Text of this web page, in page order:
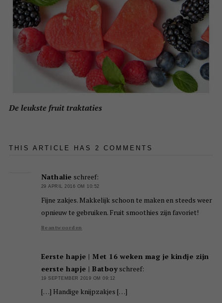
De leukste fruit traktaties
THIS ARTICLE HAS 2 COMMENTS
Nathalie schreef:
29 APRIL 2016 OM 10:52
Fijne zakjes. Makkelijk schoon te maken en steeds weer
opnieuw te gebruiken. Fruit smoothies zijn favoriet!
Beantwoorden
Eerste hapje | Met 16 weken mag je kindje zijn
eerste hapje | Batboyschreef:
19 SEPTEMBER 2019 OM 09:12
[…] Handige knijpzakjes […]